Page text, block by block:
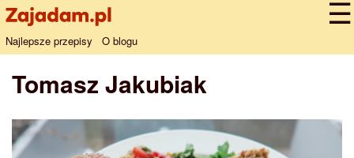
Najlepsze przepisy O blogu
Tomasz Jakubiak